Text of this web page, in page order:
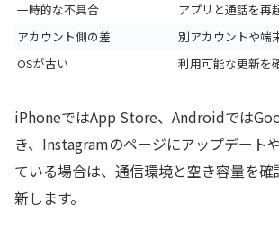
一時的な不具合
アプリと通話を再
アカウント側の差
別アカウントや端
OSが古い
利用可能な更新を
iPhoneではApp Store、Androidでは
き、Instagramのページにアップデート
ている場合は、通信環境と空き容量を
新します。